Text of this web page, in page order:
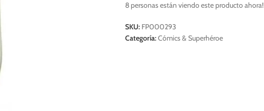
8 personas están viendo este producto ahora!
SKU: FP000293
Categoría:Cómics & Superhéroe